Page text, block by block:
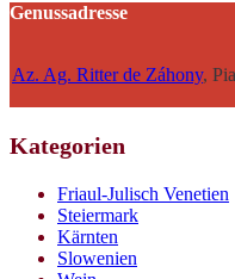
Genussadresse
Az. Ag. Ritter de Záhony,
Kategorien
Friaul-Julisch Venetien
Steiermark
Kärnten
Slowenien